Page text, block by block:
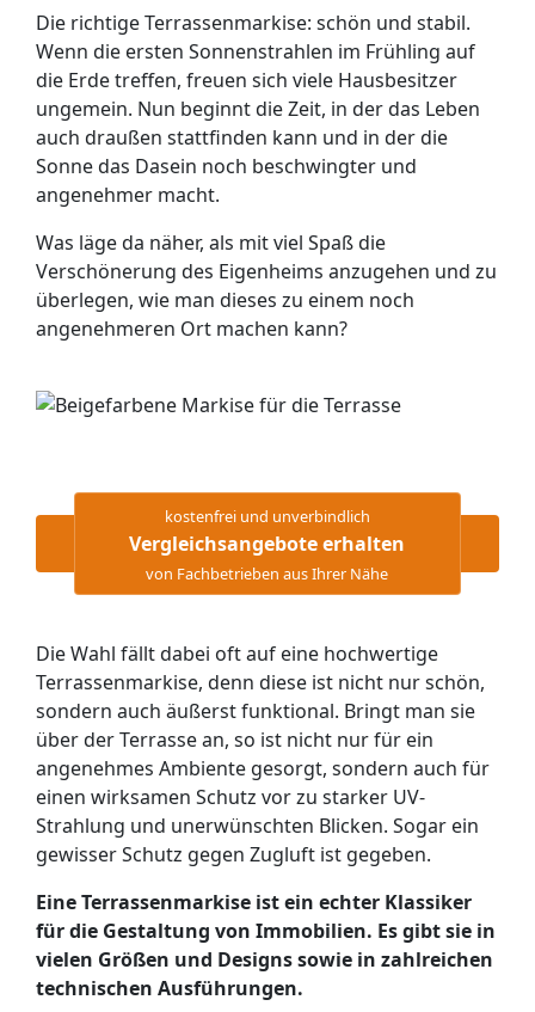
Die richtige Terrassenmarkise: schön und stabil.
Wenn die ersten Sonnenstrahlen im Frühling auf
die Erde treffen, freuen sich viele Hausbesitzer
ungemein. Nun beginnt die Zeit, in der das Leben
auch draußen stattfinden kann und in der die
Sonne das Dasein noch beschwingter und
angenehmer macht.
Was läge da näher, als mit viel Spaß die
Verschönerung des Eigenheims anzugehen und zu
überlegen, wie man dieses zu einem noch
angenehmeren Ort machen kann?
kostenfrei und unverbindlich
Vergleichsangebote erhalten
von Fachbetrieben aus Ihrer Nähe
Die Wahl fällt dabei oft auf eine hochwertige
Terrassenmarkise, denn diese ist nicht nur schön,
sondern auch äußerst funktional. Bringt man sie
über der Terrasse an, so ist nicht nur für ein
angenehmes Ambiente gesorgt, sondern auch für
einen wirksamen Schutz vor zu starker UV-
Strahlung und unerwünschten Blicken. Sogar ein
gewisser Schutz gegen Zugluft ist gegeben.
Eine Terrassenmarkise ist ein echter Klassiker
für die Gestaltung von Immobilien. Es gibt sie in
vielen Größen und Designs sowie in zahlreichen
technischen Ausführungen.